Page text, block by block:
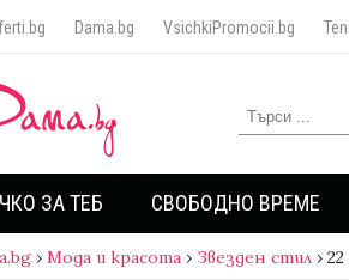
Dama.bg VsichkiPromocii.bg
ЗА ТЕБ СВОБОДНО ВРЕМЕ
› Мода и красота › Звезден стил ›